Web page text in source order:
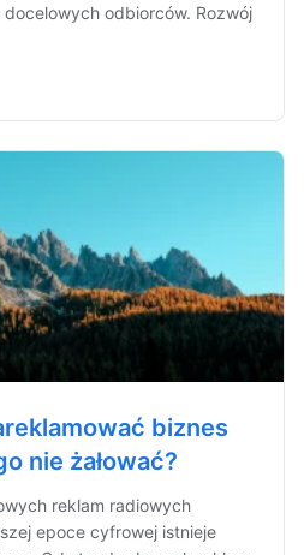
odbiorców. Rozwój
biznes
nie żałować?
reklam radiowych
epoce cyfrowej istnieje